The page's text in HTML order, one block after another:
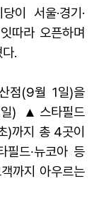
이 서울·경기·
따라 오픈하며
.
점(9월 1일)을
) ▲스타필드
까지 총 4곳이
필드∙뉴코아 등
까지 아우르는